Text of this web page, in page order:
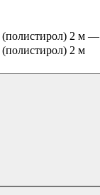
(полистирол) 2 м —
2 м